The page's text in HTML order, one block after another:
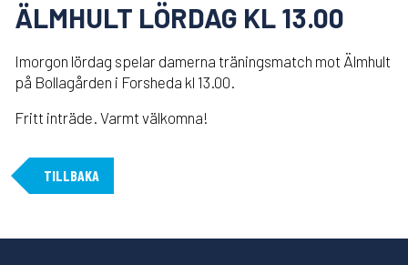
ÄLMHULT LÖRDAG KL 13.00
Imorgon lördag spelar damerna träningsmatch mot Älmhult
på Bollagården i Forsheda kl 13.00.
Fritt inträde. Varmt välkomna!
TILLBAKA